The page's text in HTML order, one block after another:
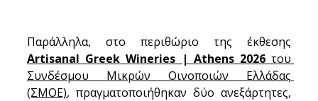
Artisanal Greek Wineries | Athens 2026 του
Συνδέσμου Μικρών Οινοποιών Ελλάδας
(ΣΜΟΕ)